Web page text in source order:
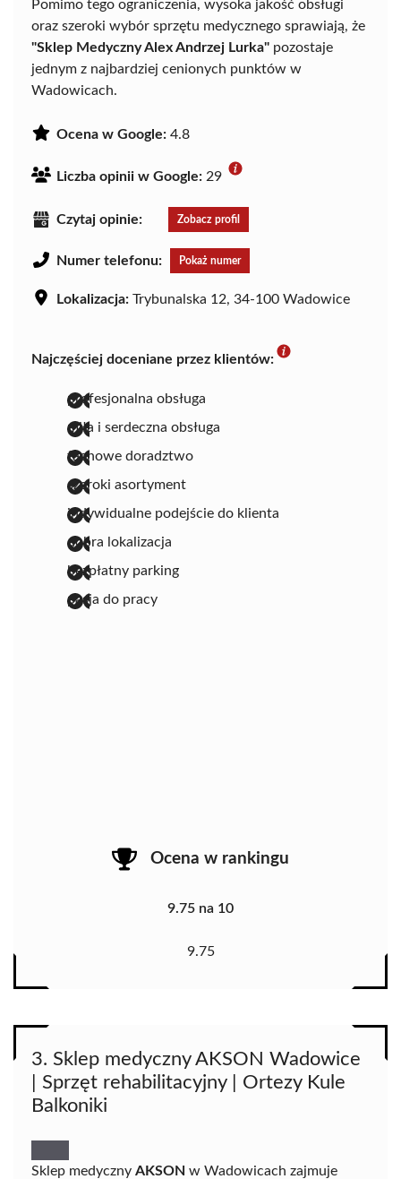
Pomimo tego ograniczenia, wysoka jakość obsługi
oraz szeroki wybór sprzętu medycznego sprawiają, że
"Sklep Medyczny Alex Andrzej Lurka" pozostaje
jednym z najbardziej cenionych punktów w
Wadowicach.
Ocena w Google: 4.8
Liczba opinii w Google: 29
Czytaj opinie: Zobacz profil
Numer telefonu: Pokaż numer
Lokalizacja: Trybunalska 12, 34-100 Wadowice
Najczęściej doceniane przez klientów:
profesjonalna obsługa
miła i serdeczna obsługa
fachowe doradztwo
szeroki asortyment
indywidualne podejście do klienta
dobra lokalizacja
bezpłatny parking
pasja do pracy
Ocena w rankingu
9.75 na 10
9.75
3. Sklep medyczny AKSON Wadowice
| Sprzęt rehabilitacyjny | Ortezy Kule
Balkoniki
Sklep medyczny AKSON w Wadowicach zajmuje